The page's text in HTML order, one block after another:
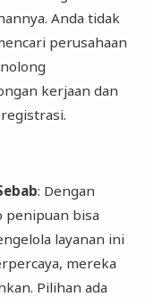
Anda tidak
perusahaan
kerjaan dan
: Dengan
penipuan bisa
layanan ini
mereka
Pilihan ada